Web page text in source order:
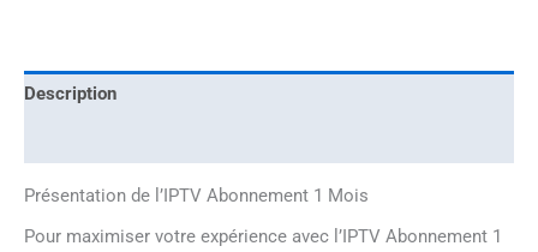
Description
Présentation de l’IPTV Abonnement 1 Mois
Pour maximiser votre expérience avec l’IPTV Abonnement 1